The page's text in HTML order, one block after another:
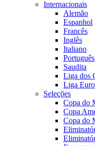
Internacionais
Alemão
Espanhol
Francês
Inglês
Italiano
Português
Saudita
Liga dos
Liga
Seleções
Copa do
Copa
Copa do